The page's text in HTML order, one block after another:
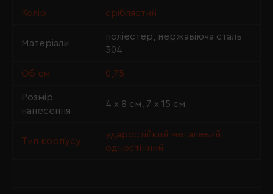
Колір сріблястий
Матеріали
поліестер, нержавіюча сталь
304
Об'єм 0,75
Розмір
нанесення
4 х 8 см, 7 х 15 см
Тип корпусу
ударостійкий металевий,
одностінний